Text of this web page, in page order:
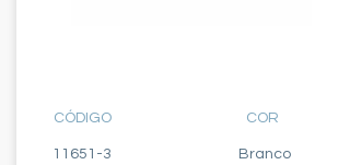
CÓDIGO
11651-3
COR
Branco